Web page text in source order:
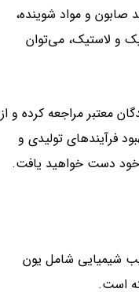
صابون و مواد شوینده،
و لاستیک، می‌توان
معتبر مراجعه کرده و از
فرآیندهای تولیدی و
خود دست خواهید یافت.
شیمیایی شامل یون
است.